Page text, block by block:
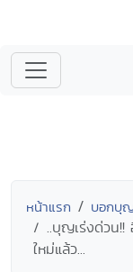
หน้าแรก บอกบุ
..บุญเร่งด่วน
ใหม่แล้ว...